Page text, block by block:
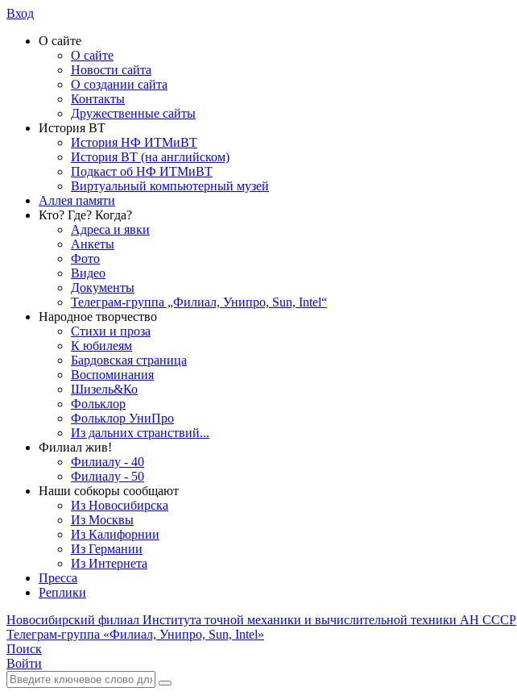
Вход
О сайте
О сайте
Новости сайта
О создании сайта
Контакты
Дружественные сайты
История ВТ
История НФ ИТМиВТ
История ВТ (на английском)
Подкаст об НФ ИТМиВТ
Виртуальный компьютерный музей
Аллея памяти
Кто? Где? Когда?
Адреса и явки
Анкеты
Фото
Видео
Документы
Телеграм-группа „Филиал, Унипро, Sun, Intel“
Народное творчество
Стихи и проза
К юбилеям
Бардовская страница
Воспоминания
Шизель&Ко
Фольклор
Фольклор УниПро
Из дальних странствий...
Филиал жив!
Филиалу - 40
Филиалу - 50
Наши собкоры сообщают
Из Новосибирска
Из Москвы
Из Калифорнии
Из Германии
Из Интернета
Пресса
Реплики
Новосибирский филиал Института точной механики и вычислительной техники АН СССР
Телеграм-группа «Филиал, Унипро, Sun, Intel»
Поиск
Войти